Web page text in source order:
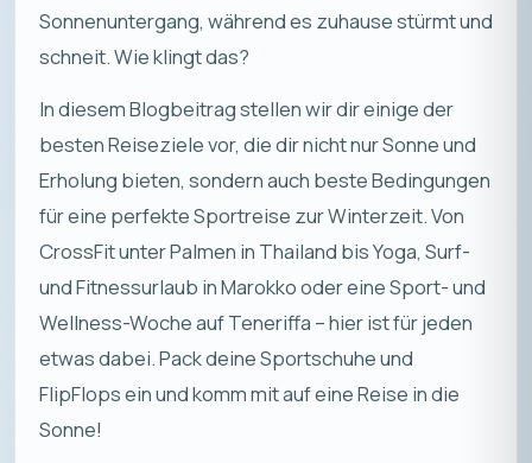
Sonnenuntergang, während es zuhause stürmt und
schneit. Wie klingt das?
In diesem Blogbeitrag stellen wir dir einige der
besten Reiseziele vor, die dir nicht nur Sonne und
Erholung bieten, sondern auch beste Bedingungen
für eine perfekte Sportreise zur Winterzeit. Von
CrossFit unter Palmen in Thailand bis Yoga, Surf-
und Fitnessurlaub in Marokko oder eine Sport- und
Wellness-Woche auf Teneriffa – hier ist für jeden
etwas dabei. Pack deine Sportschuhe und
FlipFlops ein und komm mit auf eine Reise in die
Sonne!